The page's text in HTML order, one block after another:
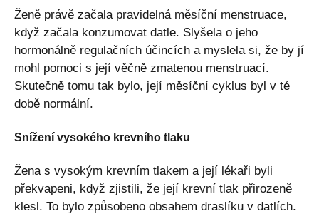
Ženě právě začala pravidelná měsíční menstruace,
když začala konzumovat datle. Slyšela o jeho
hormonálně regulačních účincích a myslela si, že by jí
mohl pomoci s její věčně zmatenou menstruací.
Skutečně tomu tak bylo, její měsíční cyklus byl v té
době normální.
Snížení vysokého krevního tlaku
Žena s vysokým krevním tlakem a její lékaři byli
překvapeni, když zjistili, že její krevní tlak přirozeně
klesl. To bylo způsobeno obsahem draslíku v datlích.